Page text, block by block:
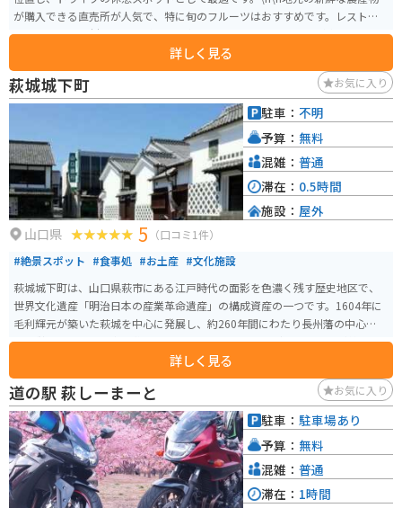
が購入できる直売所が人気で、特に旬のフルーツはおすすめです。レストラ
ンでは、地元食材を使った料理や、名物の「ふくえラーメン」が楽しめま
す。また、道の駅 ハピネスふくえは、バイクツーリングの目的地としても人
気です。駐車場も広く、休憩 facilities も充実しているので、ツーリングの休
憩に最適です。\n\n周辺には、豊かな自然が広がっており、サイクリングや
ハイキングを楽しむこともできます。少し足を延ばせば、周南市の観光スポ
ットである「徳山動物園」や「周南市美術博物館」にもアクセスできます。
詳しく見る
萩城城下町 お気に入り
山口県 5 （口コミ1件）
#絶景スポット #食事処 #お土産 #文化施設
萩城城下町は、山口県萩市にある江戸時代の面影を色濃く残す歴史地区で、
世界文化遺産「明治日本の産業革命遺産」の構成資産の一つです。1604年に
毛利輝元が築いた萩城を中心に発展し、約260年間にわたり長州藩の中心地と
して栄えました。武家屋敷や白壁、土塀、なまこ壁など歴史的建築が美しく
保存され、堀内鍵曲や菊屋家住宅などの見どころも多く、江戸時代の雰囲気
を体感できます。 古民家カフェや萩焼の窯元、地元の飲食店も点在してお
り、散策の合間に休憩や食事を楽しめます。バイクや車で訪れる場合は町外
の駐車場を利用し、中心部は徒歩で回ると快適です。歴史、建物、町並み、
文化を一度に楽しめる観光スポットです。
詳しく見る
駐車： 不明
予算： 無料
混雑： 普通
滞在： 0.5時間
施設： 屋外
道の駅 萩しーまーと お気に入り
駐車： 駐車場あり
予算： 無料
混雑： 普通
滞在： 1時間